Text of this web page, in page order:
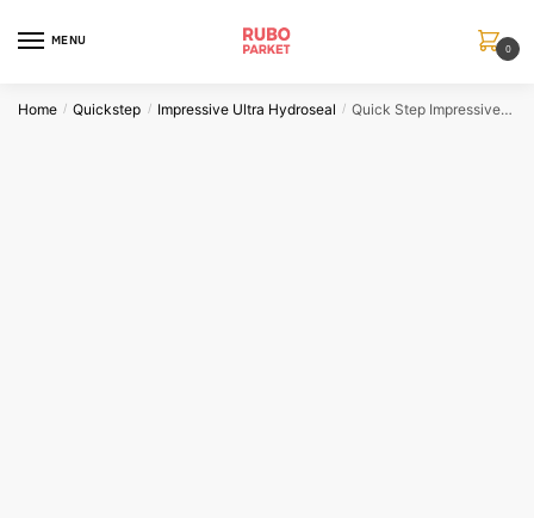
MENU
0
Home / Quickstep / Impressive Ultra Hydroseal / Quick Step Impressive Ultra Hydroseal Eik Witvernist